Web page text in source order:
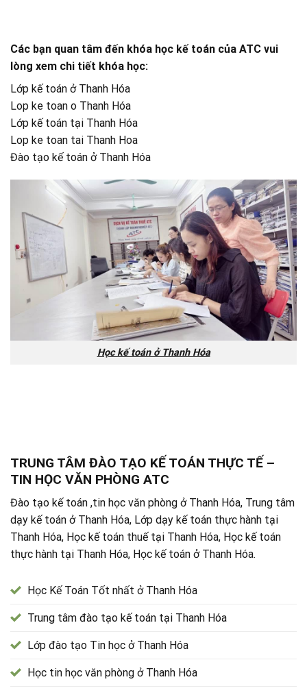
Các bạn quan tâm đến khóa học kế toán của ATC vui
lòng xem chi tiết khóa học:
Lớp kế toán ở Thanh Hóa
Lop ke toan o Thanh Hóa
Lớp kế toán tại Thanh Hóa
Lop ke toan tai Thanh Hoa
Đào tạo kế toán ở Thanh Hóa
Học kế toán ở Thanh Hóa
TRUNG TÂM ĐÀO TẠO KẾ TOÁN THỰC TẾ –
TIN HỌC VĂN PHÒNG ATC
Đào tạo kế toán ,tin học văn phòng ở Thanh Hóa, Trung tâm
dạy kế toán ở Thanh Hóa, Lớp dạy kế toán thực hành tại
Thanh Hóa, Học kế toán thuế tại Thanh Hóa, Học kế toán
thực hành tại Thanh Hóa, Học kế toán ở Thanh Hóa.
Học Kế Toán Tốt nhất ở Thanh Hóa
Trung tâm đào tạo kế toán tại Thanh Hóa
Lớp đào tạo Tin học ở Thanh Hóa
Học tin học văn phòng ở Thanh Hóa